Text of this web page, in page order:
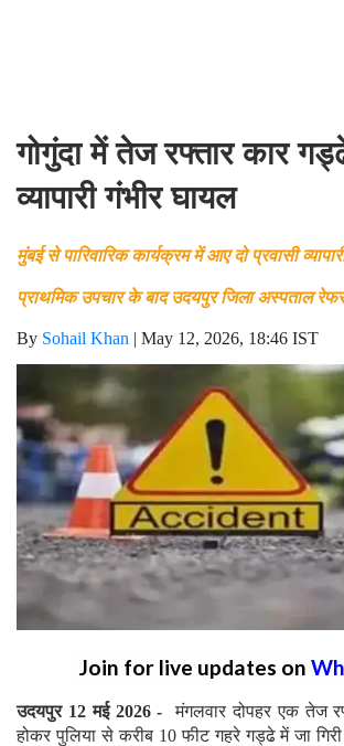
गोगुंदा में तेज रफ्तार कार
व्यापारी गंभीर घायल
मुंबई से पारिवारिक कार्यक्रम में आए दो प्रवासी
प्राथमिक उपचार के बाद उदयपुर जिला अस्पताल रेफर
By Sohail Khan | May 12, 2026, 18:46 IST
Join for live updates on
उदयपुर 12 मई 2026 -
मंगलवार दोपहर एक तेज
होकर पुलिया से करीब 10 फीट गहरे गड्ढे में जा